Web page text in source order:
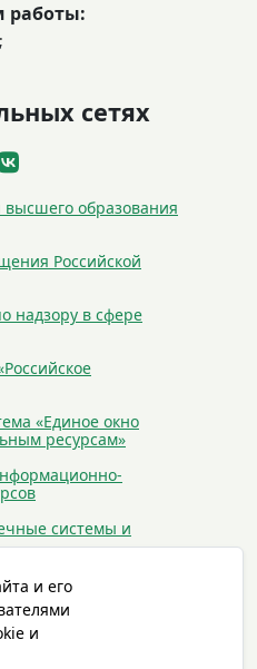
работы:
сетях
образования
Российской
надзору в сфере
«Единое окно
ресурсам»
системы и
и
содержания
и его
и